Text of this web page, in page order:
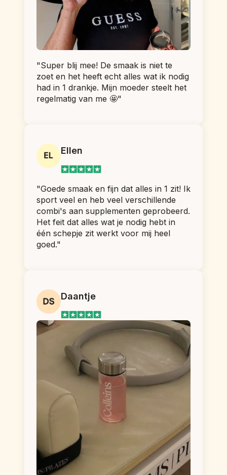
"Super blij mee! De smaak is niet te
zoet en het heeft echt alles wat ik nodig
had in 1 drankje. Mijn moeder steelt het
regelmatig van me 🤩"
Ellen
"Goede smaak en fijn dat alles in 1 zit! Ik
sport veel en heb veel verschillende
combi's aan supplementen geprobeerd.
Het feit dat alles wat je nodig hebt in
één schepje zit werkt voor mij heel
goed."
Daantje